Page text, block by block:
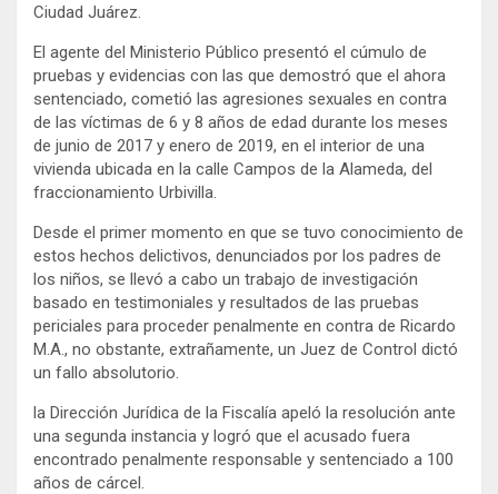
Ciudad Juárez.
El agente del Ministerio Público presentó el cúmulo de
pruebas y evidencias con las que demostró que el ahora
sentenciado, cometió las agresiones sexuales en contra
de las víctimas de 6 y 8 años de edad durante los meses
de junio de 2017 y enero de 2019, en el interior de una
vivienda ubicada en la calle Campos de la Alameda, del
fraccionamiento Urbivilla.
Desde el primer momento en que se tuvo conocimiento de
estos hechos delictivos, denunciados por los padres de
los niños, se llevó a cabo un trabajo de investigación
basado en testimoniales y resultados de las pruebas
periciales para proceder penalmente en contra de Ricardo
M.A., no obstante, extrañamente, un Juez de Control dictó
un fallo absolutorio.
la Dirección Jurídica de la Fiscalía apeló la resolución ante
una segunda instancia y logró que el acusado fuera
encontrado penalmente responsable y sentenciado a 100
años de cárcel.